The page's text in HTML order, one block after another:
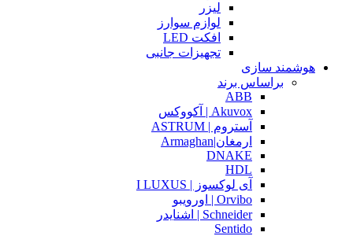
لیزر
لوازم سوارز
افکت LED
تجهیزات جانبی
هوشمند سازی
براساس برند
ABB
Akuvox | آکووکس
آستروم | ASTRUM
ارمغان|Armaghan
DNAKE
HDL
آی لوکسوز | I LUXUS
Orvibo | اورویبو
Schneider | اشنایدر
Sentido